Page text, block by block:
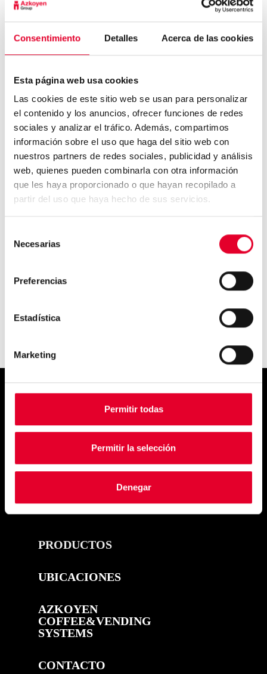
Consentimiento Detalles Acerca de las cookies
Esta página web usa cookies
Las cookies de este sitio web se usan para personalizar
el contenido y los anuncios, ofrecer funciones de redes
sociales y analizar el tráfico. Además, compartimos
información sobre el uso que haga del sitio web con
nuestros partners de redes sociales, publicidad y análisis
web, quienes pueden combinarla con otra información
que les haya proporcionado o que hayan recopilado a
partir del uso que haya hecho de sus servicios.
Necesarias
Preferencias
Estadística
Marketing
Permitir todas
Permitir la selección
Denegar
familiar? ¿No os apetecería tener siempre
disponible algo de comer y bebidas frías o
calientes?
próximos días, el servicio de cafetería quedará
La principal cadena de
hipermercados de Estados Un...
Simply
exquisite
PRODUCTOS
UBICACIONES
AZKOYEN
COFFEE&VENDING
SYSTEMS
CONTACTO